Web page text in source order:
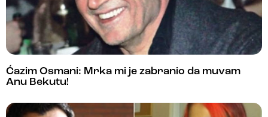
Ćazim Osmani: Mrka mi je zabranio da muvam
Anu Bekutu!